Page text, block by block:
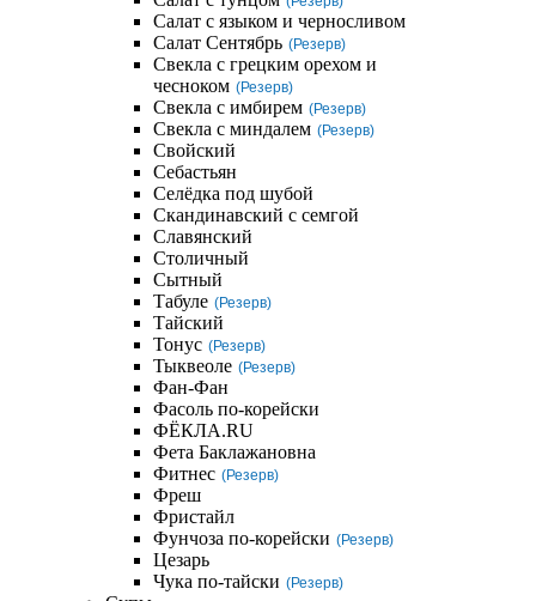
Салат с языком и черносливом
Салат Сентябрь (Резерв)
Свекла с грецким орехом и
чесноком (Резерв)
Свекла с имбирем (Резерв)
Свекла с миндалем (Резерв)
Свойский
Себастьян
Селёдка под шубой
Скандинавский с семгой
Славянский
Столичный
Сытный
Табуле (Резерв)
Тайский
Тонус (Резерв)
Тыквеоле (Резерв)
Фан-Фан
Фасоль по-корейски
ФЁКЛА.RU
Фета Баклажановна
Фитнес (Резерв)
Фреш
Фристайл
Фунчоза по-корейски (Резерв)
Цезарь
Чука по-тайски (Резерв)